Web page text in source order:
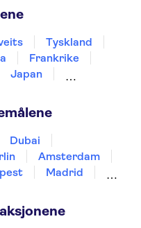
Food & Wine
Tyskland
Frankrike
Japan
Dubai
Amsterdam
Madrid
Riga